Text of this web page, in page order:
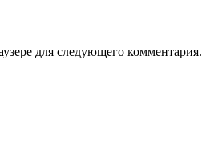
для следующего комментария.